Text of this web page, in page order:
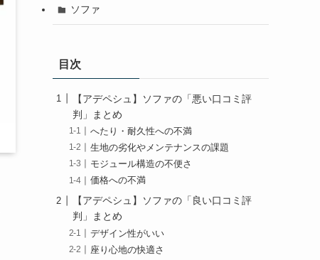
ソファ
目次
【アデペシュ】ソファの「悪い口コミ評
判」まとめ
へたり・耐久性への不満
生地の劣化やメンテナンスの課題
モジュール構造の不便さ
価格への不満
【アデペシュ】ソファの「良い口コミ評
判」まとめ
デザイン性がいい
座り心地の快適さ